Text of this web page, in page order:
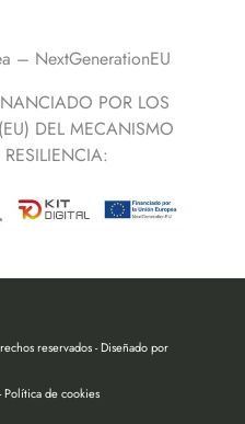
– NextGenerationEU
POR LOS
DEL MECANISMO
reservados - Diseñado por
-Política de cookies